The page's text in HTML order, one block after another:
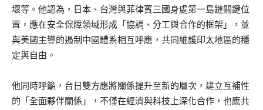
壞等。他認為，日本、台灣與菲律賓三國身處第一島鏈關鍵位
置，應在安全保障領域形成「協調、分工與合作的框架」，並
與美國主導的遏制中國體系相互呼應，共同維護印太地區的穩
定與自由。
他同時呼籲，台日雙方應將關係提升至新的層次，建立互補性
的「全面夥伴關係」，不僅在經濟與科技上深化合作，也應共